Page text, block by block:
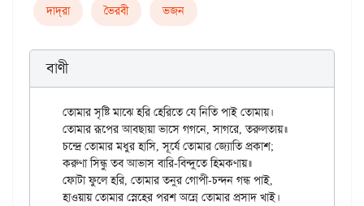
দাদ্‌রা ভৈরবী ভজন
বাণী
তোমার সৃষ্টি মাঝে হরি হেরিতে যে নিতি পাই তোমায়।
তোমার রূপের আবছায়া ভাসে গগনে, সাগরে, তরুলতায়॥
চন্দ্রে তোমার মধুর হাসি, সূর্যে তোমার জ্যোতি প্রকাশ;
করুণা সিন্ধু তব আভাস বারি-বিন্দুতে হিমকণায়॥
ফোটা ফুলে হরি, তোমার তনুর গোপী-চন্দন গন্ধ পাই,
হাওয়ায় তোমার স্নেহের পরশ অন্নে তোমার প্রসাদ খাই।